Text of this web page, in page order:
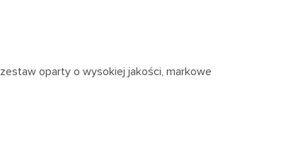
zestaw oparty o wysokiej jakości, markowe